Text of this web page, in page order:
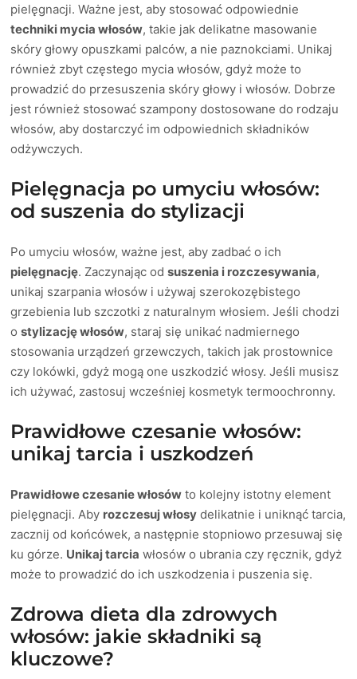
pielęgnacji. Ważne jest, aby stosować odpowiednie
techniki mycia włosów, takie jak delikatne masowanie
skóry głowy opuszkami palców, a nie paznokciami. Unikaj
również zbyt częstego mycia włosów, gdyż może to
prowadzić do przesuszenia skóry głowy i włosów. Dobrze
jest również stosować szampony dostosowane do rodzaju
włosów, aby dostarczyć im odpowiednich składników
odżywczych.
Pielęgnacja po umyciu włosów:
od suszenia do stylizacji
Po umyciu włosów, ważne jest, aby zadbać o ich
pielęgnację. Zaczynając odsuszenia i rozczesywania,
unikaj szarpania włosów i używaj szerokozębistego
grzebienia lub szczotki z naturalnym włosiem. Jeśli chodzi
ostylizację włosów, staraj się unikać nadmiernego
stosowania urządzeń grzewczych, takich jak prostownice
czy lokówki, gdyż mogą one uszkodzić włosy. Jeśli musisz
ich używać, zastosuj wcześniej kosmetyk termoochronny.
Prawidłowe czesanie włosów:
unikaj tarcia i uszkodzeń
Prawidłowe czesanie włosów to kolejny istotny element
pielęgnacji. Aby rozczesuj włosy delikatnie i uniknąć tarcia,
zacznij od końcówek, a następnie stopniowo przesuwaj się
ku górze. Unikaj tarcia włosów o ubrania czy ręcznik, gdyż
może to prowadzić do ich uszkodzenia i puszenia się.
Zdrowa dieta dla zdrowych
włosów: jakie składniki są
kluczowe?